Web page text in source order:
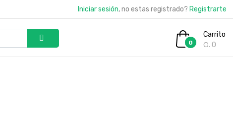
Iniciar sesión, no estas registrado? Registrarte
0
Carrito
₲. 0